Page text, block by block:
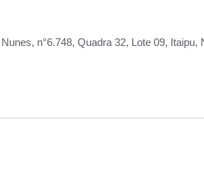
n°6.748, Quadra 32, Lote 09, Itaipu,